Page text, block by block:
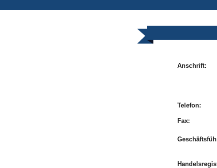
Anschrift:
Telefon:
Fax: